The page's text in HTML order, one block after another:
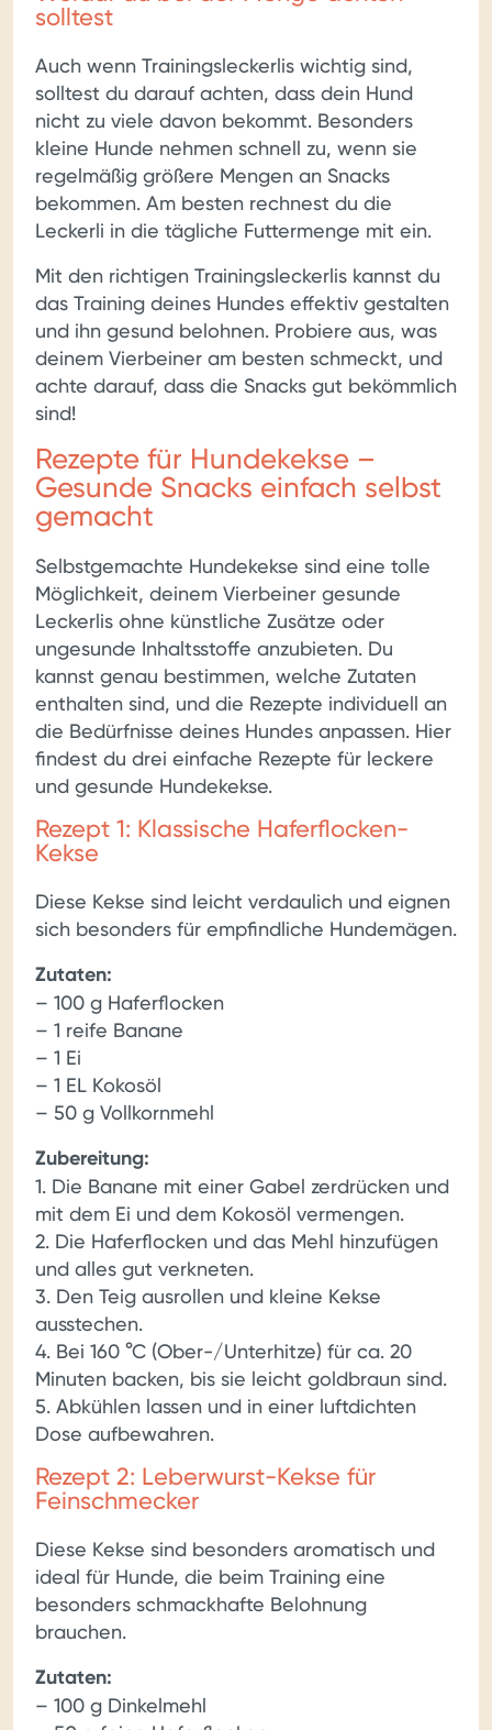
solltest
Auch wenn Trainingsleckerlis wichtig sind,
solltest du darauf achten, dass dein Hund
nicht zu viele davon bekommt. Besonders
kleine Hunde nehmen schnell zu, wenn sie
regelmäßig größere Mengen an Snacks
bekommen. Am besten rechnest du die
Leckerli in die tägliche Futtermenge mit ein.
Mit den richtigen Trainingsleckerlis kannst du
das Training deines Hundes effektiv gestalten
und ihn gesund belohnen. Probiere aus, was
deinem Vierbeiner am besten schmeckt, und
achte darauf, dass die Snacks gut bekömmlich
sind!
Rezepte für Hundekekse –
Gesunde Snacks einfach selbst
gemacht
Selbstgemachte Hundekekse sind eine tolle
Möglichkeit, deinem Vierbeiner gesunde
Leckerlis ohne künstliche Zusätze oder
ungesunde Inhaltsstoffe anzubieten. Du
kannst genau bestimmen, welche Zutaten
enthalten sind, und die Rezepte individuell an
die Bedürfnisse deines Hundes anpassen. Hier
findest du drei einfache Rezepte für leckere
und gesunde Hundekekse.
Rezept 1: Klassische Haferflocken-
Kekse
Diese Kekse sind leicht verdaulich und eignen
sich besonders für empfindliche Hundemägen.
Zutaten:
– 100 g Haferflocken
– 1 reife Banane
– 1 Ei
– 1 EL Kokosöl
– 50 g Vollkornmehl
Zubereitung:
1. Die Banane mit einer Gabel zerdrücken und
mit dem Ei und dem Kokosöl vermengen.
2. Die Haferflocken und das Mehl hinzufügen
und alles gut verkneten.
3. Den Teig ausrollen und kleine Kekse
ausstechen.
4. Bei 160 °C (Ober-/Unterhitze) für ca. 20
Minuten backen, bis sie leicht goldbraun sind.
5. Abkühlen lassen und in einer luftdichten
Dose aufbewahren.
Rezept 2: Leberwurst-Kekse für
Feinschmecker
Diese Kekse sind besonders aromatisch und
ideal für Hunde, die beim Training eine
besonders schmackhafte Belohnung
brauchen.
Zutaten:
– 100 g Dinkelmehl